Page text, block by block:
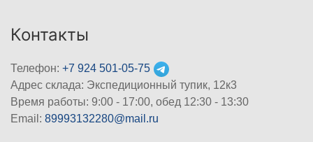
Контакты
Телефон: +7 924 501-05-75
Адрес склада: Экспедиционный тупик, 12к3
Время работы: 9:00 - 17:00, обед 12:30 - 13:30
Email: 89993132280@mail.ru